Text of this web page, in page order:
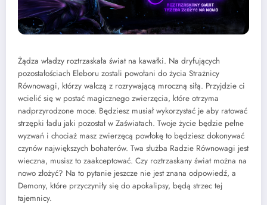
Żądza władzy roztrzaskała świat na kawałki. Na dryfujących
pozostałościach Eleboru zostali powołani do życia Strażnicy
Równowagi, którzy walczą z rozrywającą mroczną siłą. Przyjdzie ci
wcielić się w postać magicznego zwierzęcia, które otrzyma
nadprzyrodzone moce. Będziesz musiał wykorzystać je aby ratować
strzępki ładu jaki pozostał w Zaświatach. Twoje życie będzie pełne
wyzwań i chociaż masz zwierzęcą powłokę to będziesz dokonywać
czynów największych bohaterów. Twa służba Radzie Równowagi jest
wieczna, musisz to zaakceptować. Czy roztrzaskany świat można na
nowo złożyć? Na to pytanie jeszcze nie jest znana odpowiedź, a
Demony, które przyczyniły się do apokalipsy, będą strzec tej
tajemnicy.